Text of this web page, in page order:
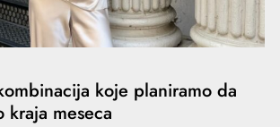
koje planiramo da
kraja meseca